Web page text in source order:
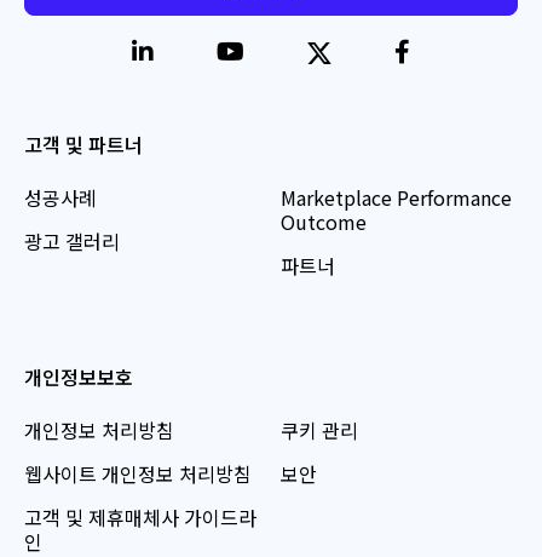
고객 및 파트너
성공사례
광고 갤러리
Marketplace Performance
Outcome
파트너
개인정보보호
개인정보 처리방침
웹사이트 개인정보 처리방침
고객 및 제휴매체사 가이드라
인
쿠키 관리
보안